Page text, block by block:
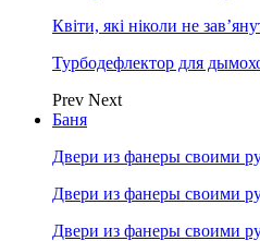
Квіти, які ніколи не
Турбодефлектор для
Prev Next
Баня
Двери из фанеры своими
Двери из фанеры своими
Двери из фанеры своими